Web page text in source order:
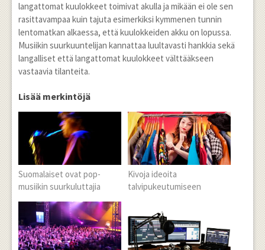
langattomat kuulokkeet toimivat akulla ja mikään ei ole sen
rasittavampaa kuin tajuta esimerkiksi kymmenen tunnin
lentomatkan alkaessa, että kuulokkeiden akku on lopussa.
Musiikin suurkuuntelijan kannattaa luultavasti hankkia sekä
langalliset että langattomat kuulokkeet välttääkseen
vastaavia tilanteita.
Lisää merkintöjä
Suomalaiset ovat pop-
musiikin suurkuluttajia
Kivoja ideoita
talvipukeutumiseen